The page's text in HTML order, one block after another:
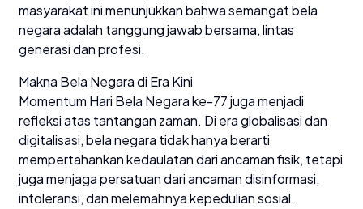
masyarakat ini menunjukkan bahwa semangat bela
negara adalah tanggung jawab bersama, lintas
generasi dan profesi.
Makna Bela Negara di Era Kini
Momentum Hari Bela Negara ke-77 juga menjadi
refleksi atas tantangan zaman. Di era globalisasi dan
digitalisasi, bela negara tidak hanya berarti
mempertahankan kedaulatan dari ancaman fisik, tetapi
juga menjaga persatuan dari ancaman disinformasi,
intoleransi, dan melemahnya kepedulian sosial.